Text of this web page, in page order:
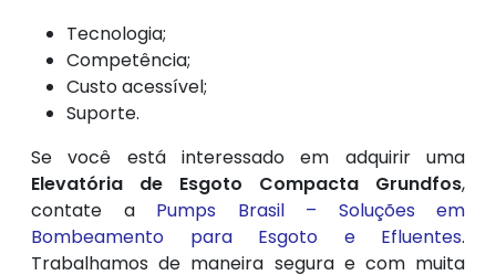
Tecnologia;
Competência;
Custo acessível;
Suporte.
Se você está interessado em adquirir uma
Elevatória de Esgoto Compacta Grundfos,
contate a Pumps Brasil – Soluções em
Bombeamento para Esgoto e Efluentes.
Trabalhamos de maneira segura e com muita